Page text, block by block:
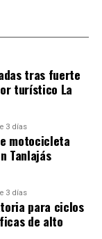
tras fuerte
turístico La
3 días
motocicleta
Tanlajás
3 días
para ciclos
de alto